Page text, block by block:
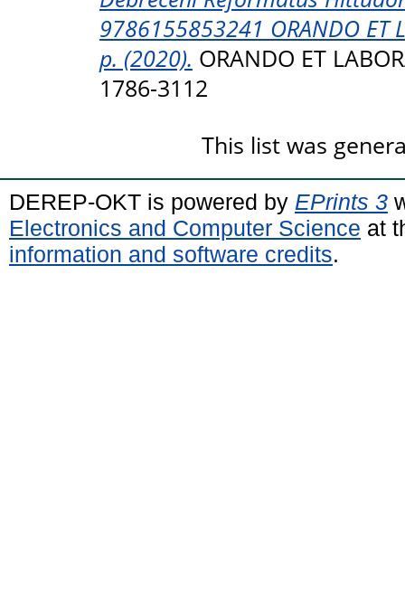
9786155853241 ORANDO ET
p. (2020). ORANDO ET
1786-3112
This list was
DEREP-OKT is powered by EPrints 3
Electronics and Computer Science at
information and software credits.